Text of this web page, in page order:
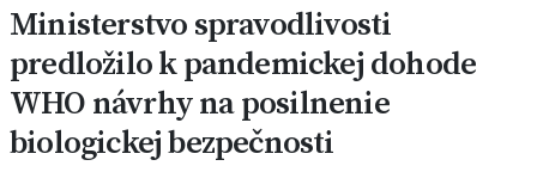
Ministerstvo spravodlivosti
predložilo k pandemickej dohode
WHO návrhy na posilnenie
biologickej bezpečnosti